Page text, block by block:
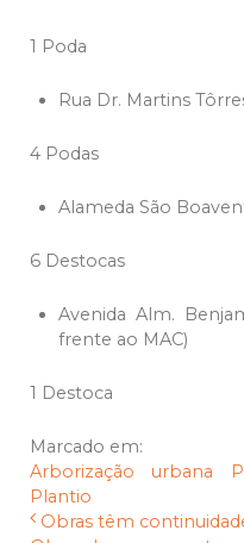
1 Poda
Rua Dr. Martins
4 Podas
Alameda São
6 Destocas
Avenida Alm.
frente ao MAC)
1 Destoca
Marcado em:
Arborização urbana
Plantio
Obras têm